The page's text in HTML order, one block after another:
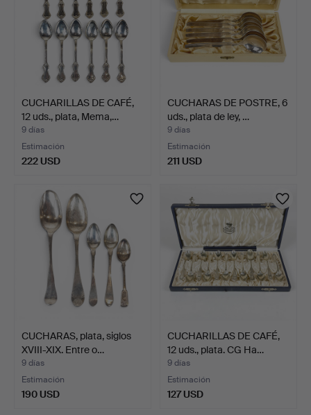
CUCHARILLAS DE CAFÉ,
12 uds., plata, Mema,…
9 días
Estimación
222 USD
CUCHARAS DE POSTRE, 6
uds., plata de ley, …
9 días
Estimación
211 USD
CUCHARAS, plata, siglos
XVIII-XIX. Entre o…
9 días
Estimación
190 USD
CUCHARILLAS DE CAFÉ,
12 uds., plata. CG Ha…
9 días
Estimación
127 USD